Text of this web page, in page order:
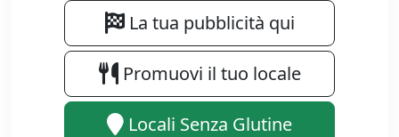
La tua pubblicità qui
Promuovi il tuo locale
Locali Senza Glutine